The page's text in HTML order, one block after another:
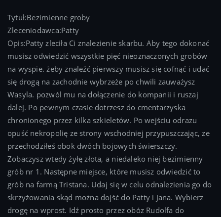
Tytuł:Bezimienne groby
Zleceniodawca:Patty
Opis:Patty zleciła Ci znalezienie skarbu. Aby tego dokonać
musisz odwiedzić wszystkie pięć nieoznaczonych grobów
na wyspie. żeby znaleźć pierwszy musisz się cofnąć i udać
się drogą na zachodnie wybrzeże po chwili zauważysz
Wasyla. pozwól mu na dołączenie do kompanii i ruszaj
dalej. Po pewnym czasie dotrzesz do cmentarzyska
chronionego przez kilka szkieletów. Po wejściu odrazu
opuść nekropolię ze strony wschodniej przypuszczając, ze
przechodziłeś obok dwóch bojowych świerszczy.
Zobaczysz wtedy żyłę złota, a niedaleko niej bezimienny
grób nr 1. Następne miejsce, które musisz odwiedzić to
grób na farmą Tristana. Udaj się w celu odnalezienia go do
skrzyżowania skąd można dojść do Patty i Jana. Wybierz
drogę na wprost. Idź prosto przez obóz Rudolfa do